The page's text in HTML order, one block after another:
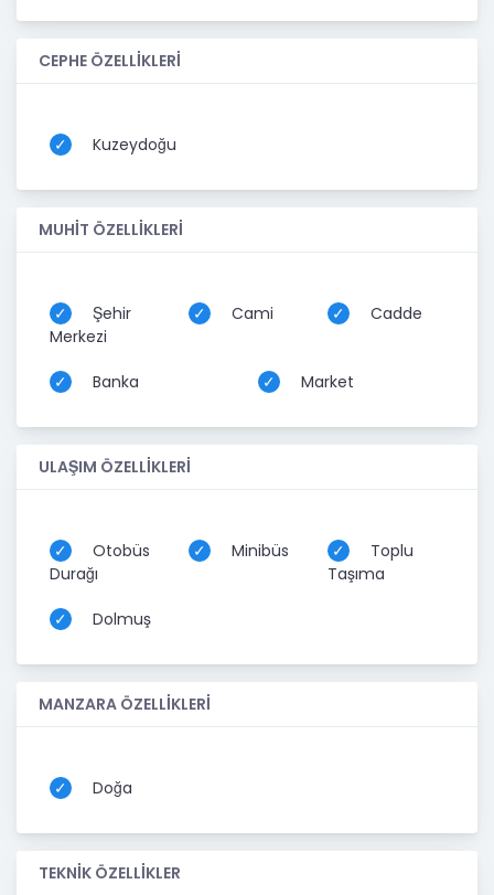
CEPHE ÖZELLİKLERİ
Kuzeydoğu
MUHİT ÖZELLİKLERİ
Şehir
Merkezi
Cami Cadde
Banka Market
ULAŞIM ÖZELLİKLERİ
Otobüs
Durağı
Minibüs
Toplu
Taşıma
Dolmuş
MANZARA ÖZELLİKLERİ
Doğa
TEKNİK ÖZELLİKLER